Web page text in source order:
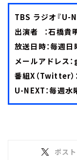
TBS ラジオ『U-
出演者 ：石橋貴
放送日時：毎週日
メールアドレス：
番組X（Twitter）：
U-NEXT：毎週
ポスト